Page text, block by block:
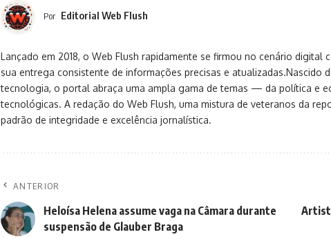
Por Editorial Web Flush
Lançado em 2018, o Web Flush rapidamente se firmou no cenário
sua entrega consistente de informações precisas e atualizadas.Nascido
tecnologia, o portal abraça uma ampla gama de temas — da política e
tecnológicas. A redação do Web Flush, uma mistura de veteranos da
padrão de integridade e excelência jornalística.
ANTERIOR
Heloísa Helena assume vaga na Câmara durante
suspensão de Glauber Braga